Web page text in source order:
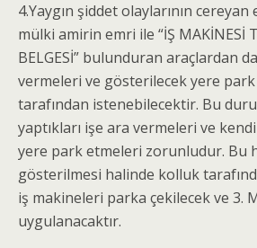
4.Yaygın şiddet olaylarının
mülki amirin emri ile “İŞ MAKİNESİ
BELGESİ” bulunduran araçlardan
vermeleri ve gösterilecek yere
tarafından istenebilecektir. Bu
yaptıkları işe ara vermeleri ve
yere park etmeleri zorunludur. Bu
gösterilmesi halinde kolluk
iş makineleri parka çekilecek ve 3.
uygulanacaktır.